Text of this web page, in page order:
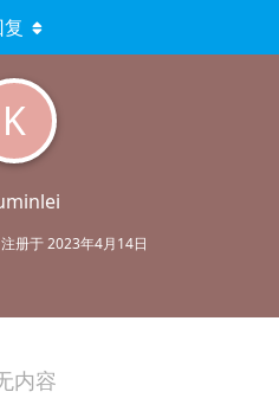
K
注册于2023年4月14日
内容